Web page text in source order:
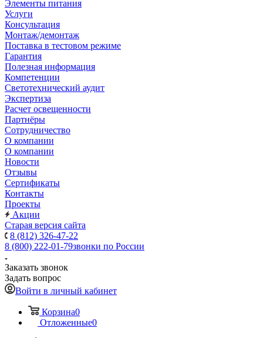
Элементы питания
Услуги
Консультация
Монтаж/демонтаж
Поставка в тестовом режиме
Гарантия
Полезная информация
Компетенции
Светотехнический аудит
Экспертиза
Расчет освещенности
Партнёры
Cотрудничество
О компании
О компании
Новости
Отзывы
Сертификаты
Контакты
Проекты
Акции
Старая версия сайта
8 (812) 326-47-22
8 (800) 222-01-79звонки по России
Заказать звонок
Задать вопрос
Войти в личный кабинет
Корзина0
Отложенные0